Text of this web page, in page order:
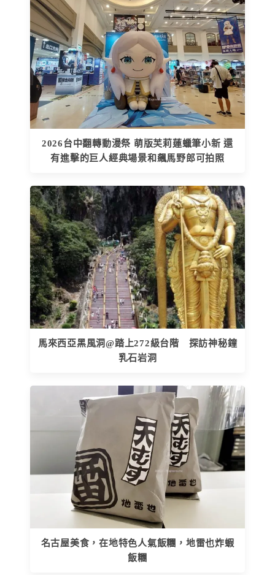
2026台中翻轉動漫祭 萌版芙莉蓮蠟筆小新 還
有進擊的巨人經典場景和飆馬野郎可拍照
馬來西亞黑風洞@踏上272級台階 探訪神秘鐘
乳石岩洞
名古屋美食，在地特色人氣飯糰，地雷也炸蝦
飯糰